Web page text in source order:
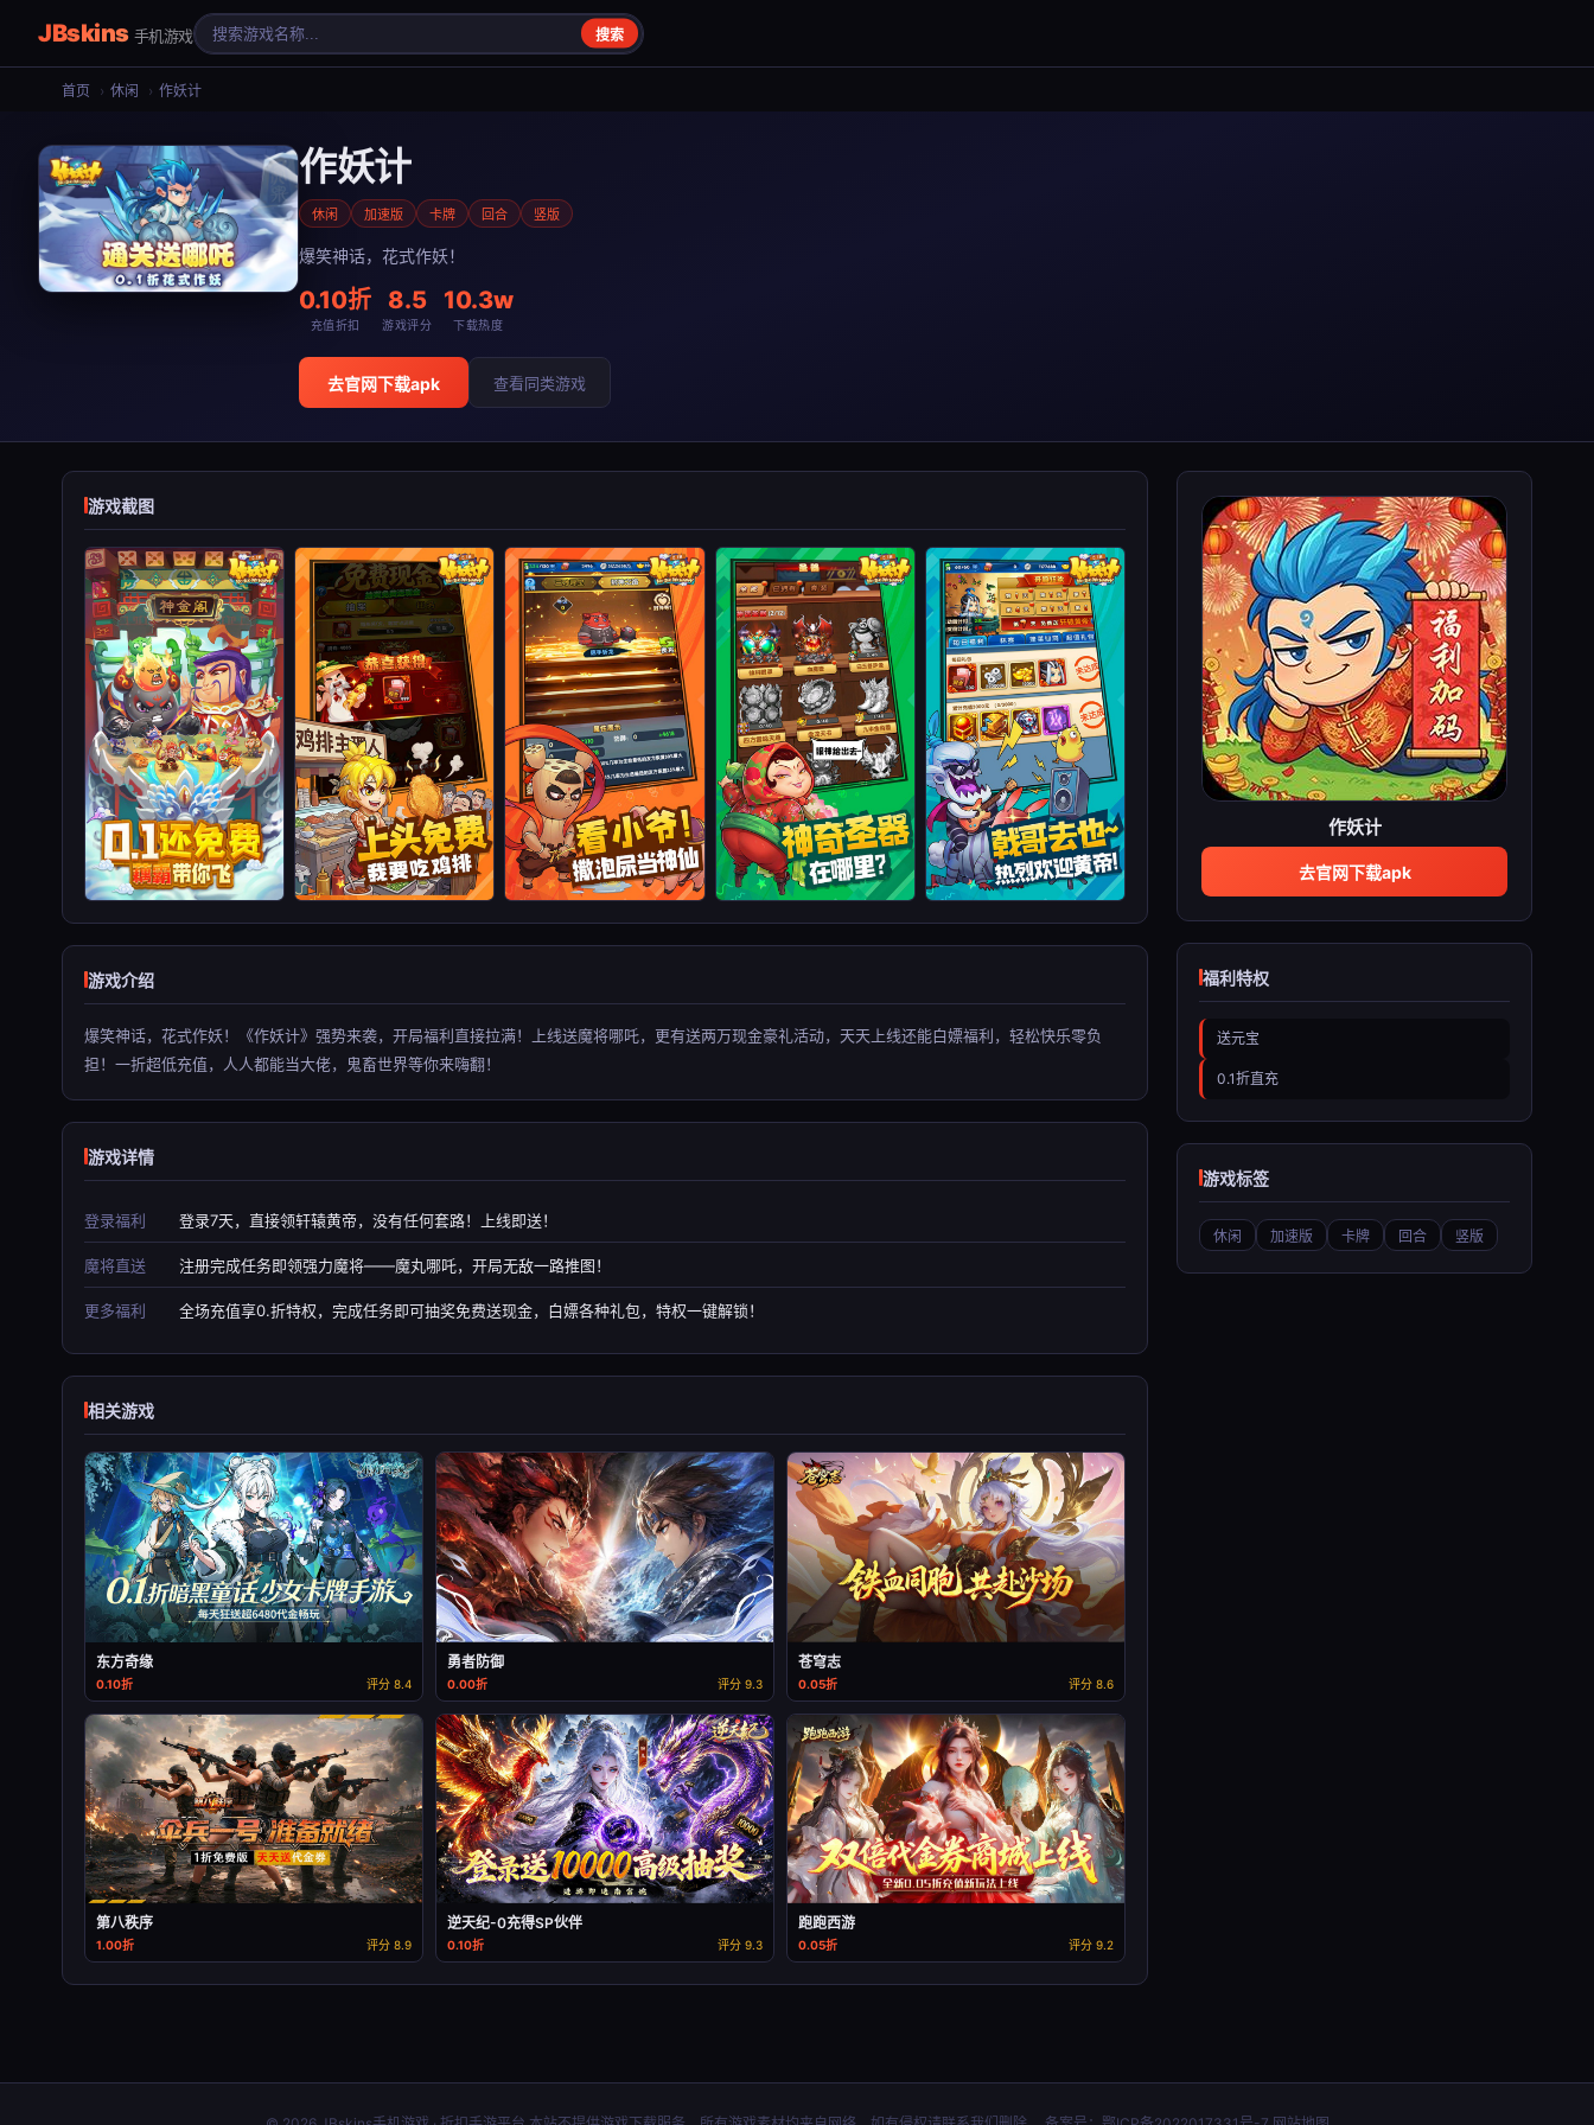
JBskins 手机游戏 搜索
首页 › 休闲 › 作妖计
作妖计
休闲 加速版 卡牌 回合 竖版
爆笑神话，花式作妖！
0.10折
充值折扣
8.5
游戏评分
10.3w
下载热度
去官网下载apk 查看同类游戏
游戏截图
游戏介绍
爆笑神话，花式作妖！《作妖计》强势来袭，开局福利直接拉满！上线送魔将哪吒，更有送两万现金豪礼活动，天天上线还能白嫖福利，轻松快乐零负
担！一折超低充值，人人都能当大佬，鬼畜世界等你来嗨翻！
游戏详情
登录福利 登录7天，直接领轩辕黄帝，没有任何套路！上线即送！
魔将直送 注册完成任务即领强力魔将——魔丸哪吒，开局无敌一路推图！
更多福利 全场充值享0.折特权，完成任务即可抽奖免费送现金，白嫖各种礼包，特权一键解锁！
相关游戏
东方奇缘
0.10折 评分 8.4
勇者防御
0.00折 评分 9.3
苍穹志
0.05折 评分 8.6
第八秩序
1.00折 评分 8.9
逆天纪-0充得SP伙伴
0.10折 评分 9.3
跑跑西游
0.05折 评分 9.2
作妖计
去官网下载apk
福利特权
送元宝
0.1折直充
游戏标签
休闲 加速版 卡牌 回合 竖版